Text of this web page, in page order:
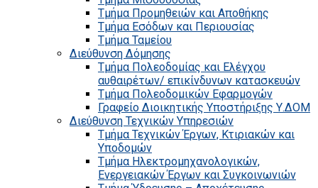
Τμήμα Προμηθειών και Αποθήκης
Τμήμα Εσόδων και Περιουσίας
Τμήμα Ταμείου
Διεύθυνση Δόμησης
Τμήμα Πολεοδομίας και Ελέγχου
αυθαιρέτων/ επικίνδυνων κατασκευών
Τμήμα Πολεοδομικών Εφαρμογών
Γραφείο Διοικητικής Υποστήριξης Υ.ΔΟΜ
Διεύθυνση Τεχνικών Υπηρεσιών
Τμήμα Τεχνικών Έργων, Κτιριακών και
Υποδομών
Τμήμα Ηλεκτρομηχανολογικών,
Ενεργειακών Έργων και Συγκοινωνιών